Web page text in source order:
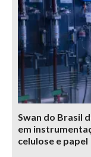
Swan do Brasil
em
celulose e papel